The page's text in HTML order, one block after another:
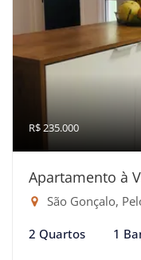
R$ 235.000
Apartamento à
São Gonçalo,
2 Quartos 1